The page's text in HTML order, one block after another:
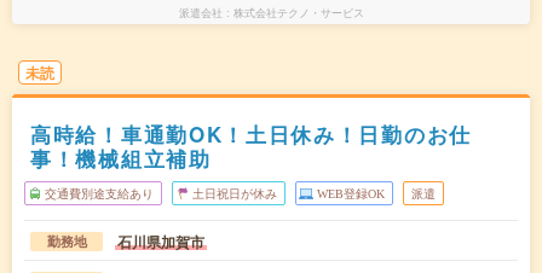
派遣会社 株式会社テクノ・サービス
未読
高時給！車通勤OK！土日休み！日勤のお仕
事！機械組立補助
交通費別途支給あり 土日祝日が休み WEB登録OK 派遣
勤務地 石川県加賀市